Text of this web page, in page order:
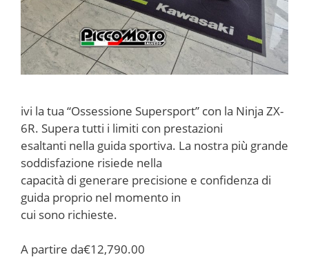
ivi la tua “Ossessione Supersport” con la Ninja ZX-
6R. Supera tutti i limiti con prestazioni
esaltanti nella guida sportiva. La nostra più grande
soddisfazione risiede nella
capacità di generare precisione e confidenza di
guida proprio nel momento in
cui sono richieste.
A partire da€12,790.00